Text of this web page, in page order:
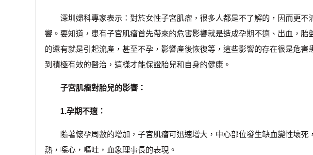
深圳婦科專家表示：對於女性子宮肌瘤，很多人都是不了解的，因而更不
響。要知道，患有子宮肌瘤首先帶來的危害影響就是造成孕期不適、出血，胎
的還有就是引起流產，甚至不孕，影響產後恢復等，這些影響的存在很是危害
到積極有效的醫治，這樣才能保證胎兒和自身的健康。
子宮肌瘤對胎兒的影響：
1.孕期不適：
隨著懷孕周數的增加，子宮肌瘤可迅速增大，中心部位發生缺血變性壞死
熱，噁心，嘔吐，血象理事長的表現。